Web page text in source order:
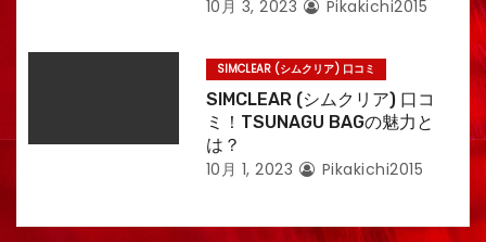
10月 3, 2023 Pikakichi2015
SIMCLEAR (シムクリア) 口コミ
SIMCLEAR (シムクリア) 口コ
ミ！TSUNAGU BAGの魅力と
は？
10月 1, 2023 Pikakichi2015